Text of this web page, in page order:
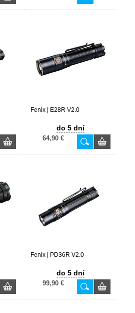
Fenix | E28R V2.0
do 5 dní
64,90 €
Fenix | PD36R V2.0
do 5 dní
99,90 €